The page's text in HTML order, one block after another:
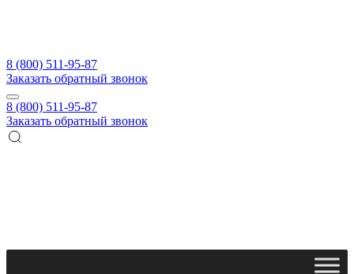
8 (800) 511-95-87
Заказать обратный звонок
8 (800) 511-95-87
Заказать обратный звонок